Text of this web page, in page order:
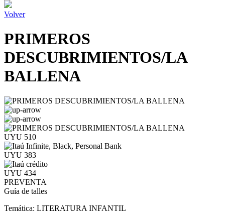
Volver
PRIMEROS
DESCUBRIMIENTOS/LA
BALLENA
UYU 510
UYU 383
UYU 434
PREVENTA
Guía de talles
Temática: LITERATURA INFANTIL